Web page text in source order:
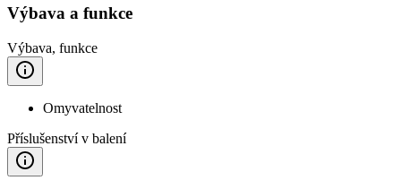
Výbava a funkce
Výbava, funkce
Omyvatelnost
Příslušenství v balení